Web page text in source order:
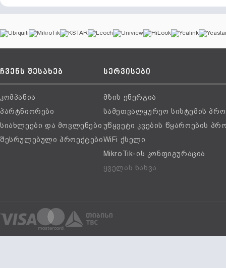
ჩვენს შესახებ
კომპანია
პარტნიორები
სიახლეები და მოვლენები
შესრულებული პროექტები
სერვისები
მზის ენერგია
სამეთვალყურეო სისტემის
უწყვეტი კვების წყაროების
WiFi ქსელი
MikroTik-ის კონფიგურაცია
ყველას ნახვა